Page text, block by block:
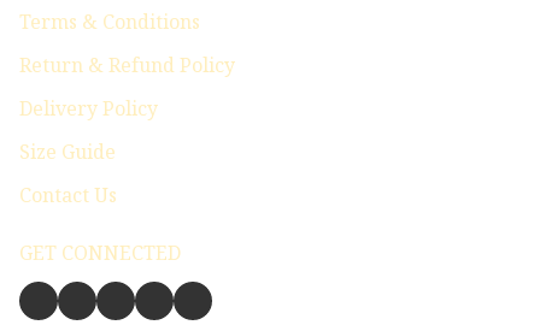
Terms & Conditions
Return & Refund Policy
Delivery Policy
Size Guide
Contact Us
GET CONNECTED